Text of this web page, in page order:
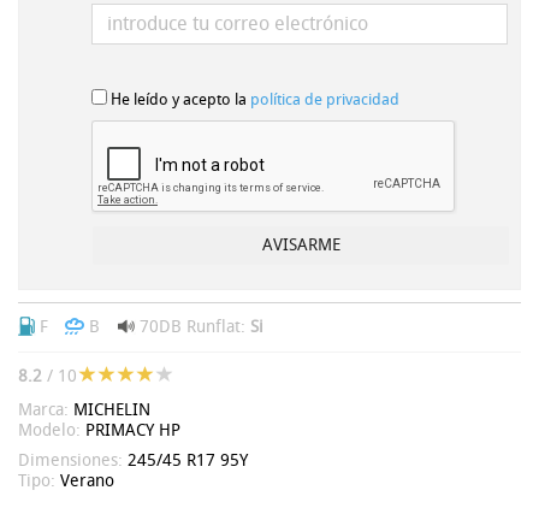
He leído y acepto la política de privacidad
F B 70DB Runflat: Si
8.2 / 10
Marca: MICHELIN
Modelo: PRIMACY HP
Dimensiones: 245/45 R17 95Y
Tipo: Verano